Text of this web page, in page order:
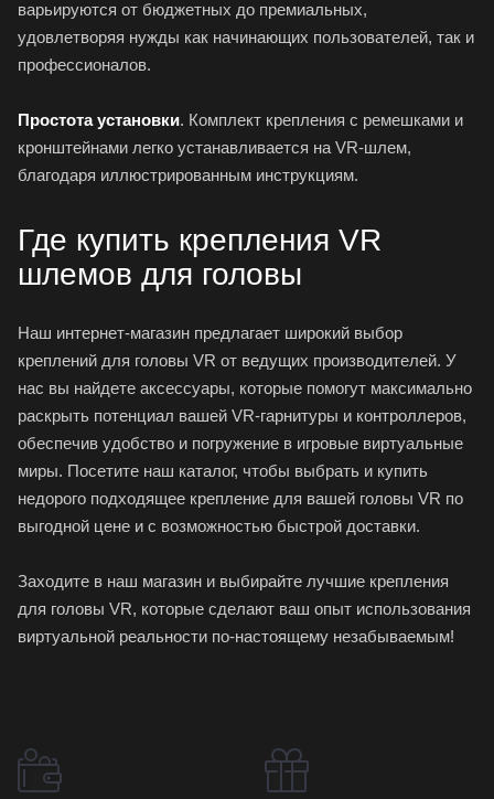
варьируются от бюджетных до премиальных,
удовлетворяя нужды как начинающих пользователей, так и
профессионалов.
Простота установки. Комплект крепления с ремешками и
кронштейнами легко устанавливается на VR-шлем,
благодаря иллюстрированным инструкциям.
Где купить крепления VR
шлемов для головы
Наш интернет-магазин предлагает широкий выбор
креплений для головы VR от ведущих производителей. У
нас вы найдете аксессуары, которые помогут максимально
раскрыть потенциал вашей VR-гарнитуры и контроллеров,
обеспечив удобство и погружение в игровые виртуальные
миры. Посетите наш каталог, чтобы выбрать и купить
недорого подходящее крепление для вашей головы VR по
выгодной цене и с возможностью быстрой доставки.
Заходите в наш магазин и выбирайте лучшие крепления
для головы VR, которые сделают ваш опыт использования
виртуальной реальности по-настоящему незабываемым!